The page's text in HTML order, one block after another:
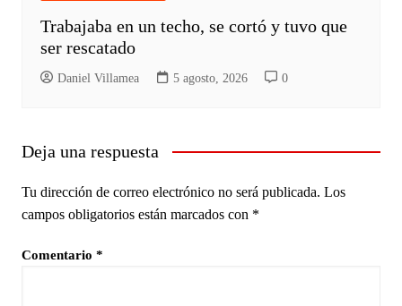
Trabajaba en un techo, se cortó y tuvo que
ser rescatado
Daniel Villamea 5 agosto, 2026 0
Deja una respuesta
Tu dirección de correo electrónico no será publicada. Los
campos obligatorios están marcados con *
Comentario *